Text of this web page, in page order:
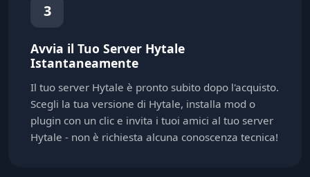
3
Avvia il Tuo Server Hytale
Istantaneamente
Il tuo server Hytale è pronto subito dopo l'acquisto.
Scegli la tua versione di Hytale, installa mod o
plugin con un clic e invita i tuoi amici al tuo server
Hytale - non è richiesta alcuna conoscenza tecnica!